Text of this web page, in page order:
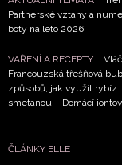
Partnerské vztahy a
boty na léto 2026
VAŘENÍ A RECEPTY
Francouzská třešňová
způsobů, jak využít rybíz
smetanou
Domácí
ČLÁNKY ELLE